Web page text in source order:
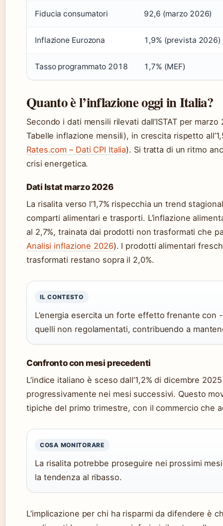
Fiducia consumatori 92,6 (marzo 2026)
Inflazione Eurozona 1,9% (prevista 2026)
Tasso programmato 2018 1,7% (MEF)
Quanto è l’inflazione oggi in Italia?
Secondo i dati mensili rilevati dall’ISTAT per marzo
Tabelle inflazione mensili), in crescita rispetto
Rates.com – Dati CPI Italia). Si tratta di un ritmo
crisi energetica.
Dati Istat marzo 2026
La risalita verso l’1,7% rispecchia un trend
comparti alimentari e trasporti. L’inflazione
al 2,7%, trainata dai prodotti non trasformati che
Analisi inflazione 2026). I prodotti alimentari
trasformati restano sopra il 2,0%.
IL CONTESTO
L’energia esercita un forte effetto frenante con
quelli non regolamentati, contribuendo a
Confronto con mesi precedenti
L’indice italiano è sceso dall’1,2% di dicembre
progressivamente nei mesi successivi. Questo
tipiche del primo trimestre, con il commercio che
COSA MONITORARE
La risalita potrebbe proseguire nei prossimi
la tendenza al ribasso.
L’implicazione per chi ha risparmi da difendere è